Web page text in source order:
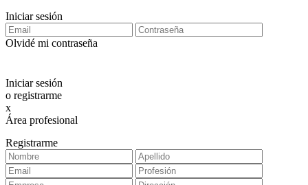
Iniciar sesión
Olvidé mi contraseña
Iniciar sesión
o registrarme
x
Área profesional
Registrarme